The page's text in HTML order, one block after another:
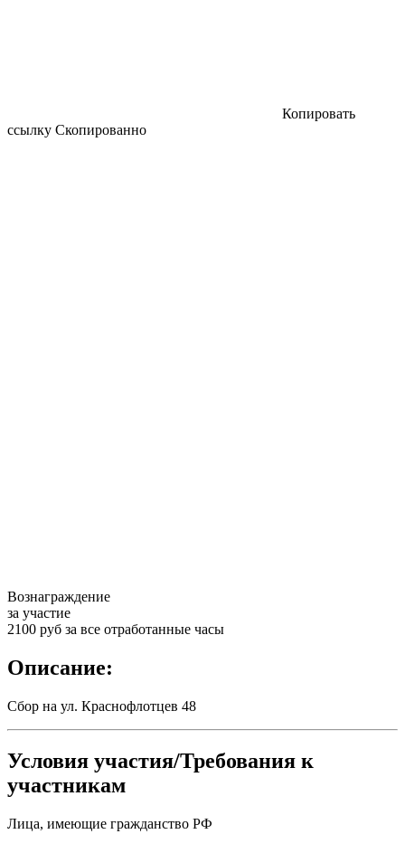
Копировать
ссылку Скопированно
Вознаграждение
за участие
2100 руб за все отработанные часы
Описание:
Сбор на ул. Краснофлотцев 48
Условия участия/Требования к
участникам
Лица, имеющие гражданство РФ